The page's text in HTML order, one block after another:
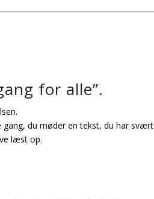
for alle”.
du møder en tekst, du har svært
læst op.